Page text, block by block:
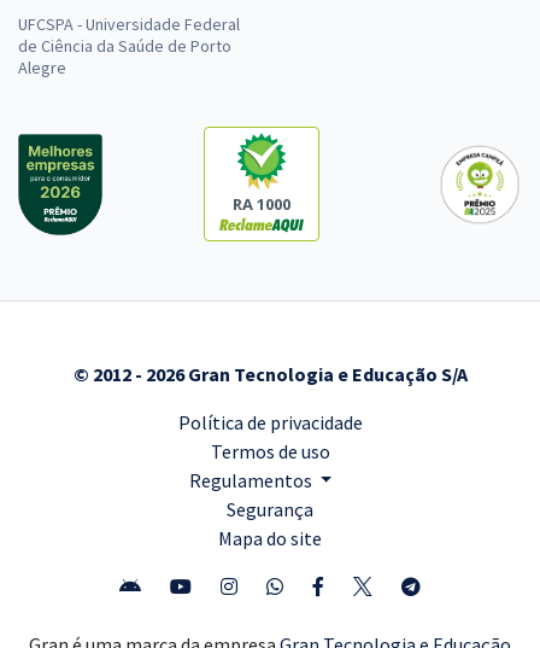
UFCSPA - Universidade Federal
de Ciência da Saúde de Porto
Alegre
RA 1000
© 2012 - 2026 Gran Tecnologia e Educação S/A
Política de privacidade
Termos de uso
Regulamentos
Segurança
Mapa do site